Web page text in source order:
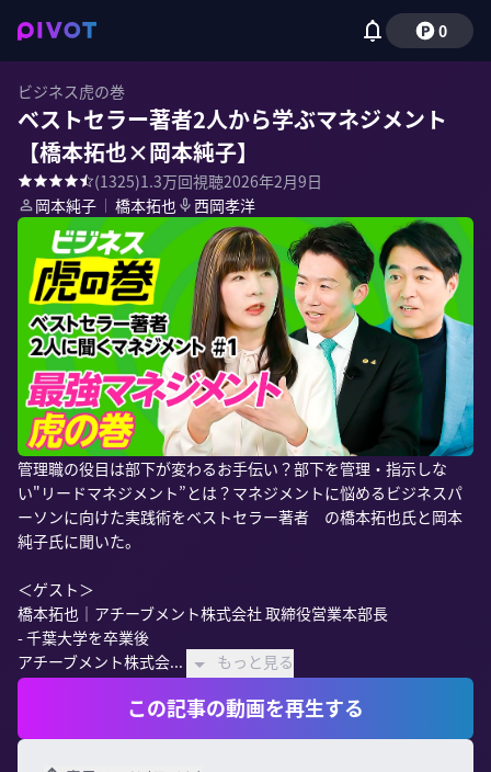
0
ビジネス虎の巻
ベストセラー著者2人から学ぶマネジメント
【橋本拓也×岡本純子】
(1325)1.3万回視聴2026年2月9日
岡本純子 ｜ 橋本拓也 西岡孝洋
管理職の役目は部下が変わるお手伝い？部下を管理・指示しな
い"リードマネジメント”とは？マネジメントに悩めるビジネスパ
ーソンに向けた実践術をベストセラー著者　の橋本拓也氏と岡本
純子氏に聞いた。
＜ゲスト＞
橋本拓也｜アチーブメント株式会社 取締役営業本部長
- 千葉大学を卒業後
アチーブメント株式会...
もっと見る
この記事の動画を再生する